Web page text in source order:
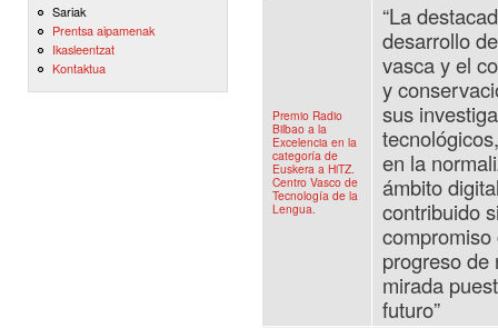
Sariak
Prentsa aipamenak
Ikasleentzat
Kontaktua
Premio Radio
Bilbao a la
Excelencia en la
categoría de
Euskera a HiTZ.
Centro Vasco de
Tecnología de la
Lengua.
“La
desarrollo
vasca y el
y
sus
en la
ámbito
contribuido
progreso de
mirada
futuro”